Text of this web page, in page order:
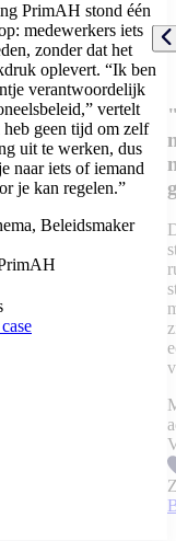
PrimAH stond één
medewerkers iets
zonder dat het
oplevert. “Ik ben
verantwoordelijk
vertelt
geen tijd om zelf
uit te werken, dus
naar iets of iemand
je kan regelen.”
Beleidsmaker